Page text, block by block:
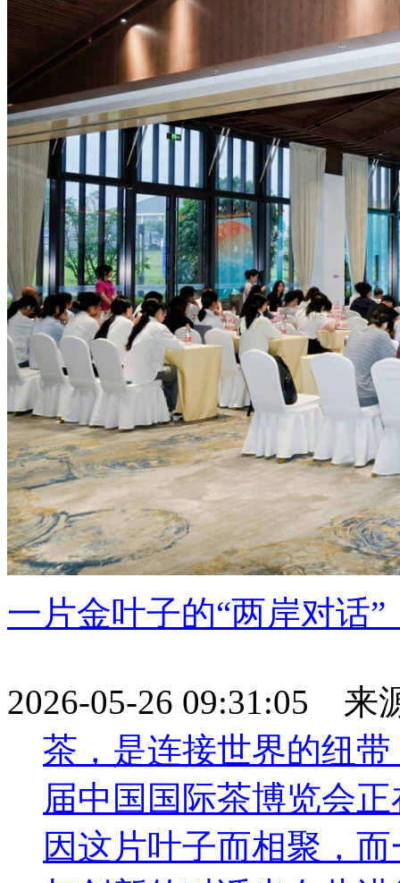
一片金叶子的“两岸对话
2026-05-26 09:31:05 来
茶，是连接世界的纽
届中国国际茶博览会
因这片叶子而相聚，